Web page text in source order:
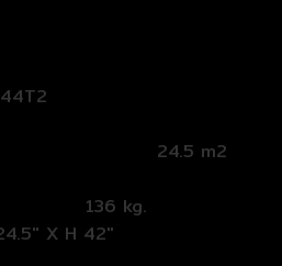
24.5 m2
136 kg.
X H 42″